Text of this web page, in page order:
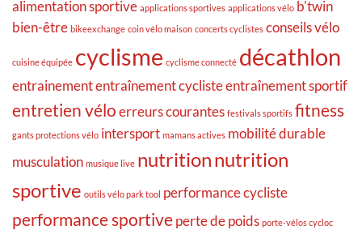
alimentation sportive applications sportives applications vélo b'twin
bien-être bikeexchange coin vélo maison concerts cyclistes conseils vélo
cuisine équipée cyclisme cyclisme connecté décathlon
entrainemententraînement cyclisteentraînement sportif
entretien véloerreurs courantes festivals sportifs fitness
gants protections vélo intersport mamans actives mobilité durable
musculation musique live nutritionnutrition
sportive outils vélo park tool performance cycliste
performance sportiveperte de poids porte-vélos cycloc